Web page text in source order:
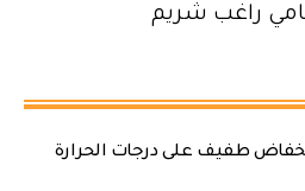
راغب شريم
طفيف على درجات الحرارة